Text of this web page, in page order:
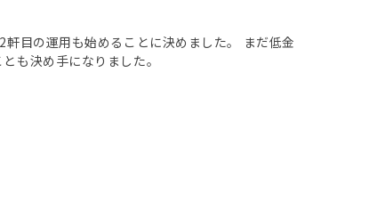
目の運用も始めることに決めました。 まだ低金
も決め手になりました。